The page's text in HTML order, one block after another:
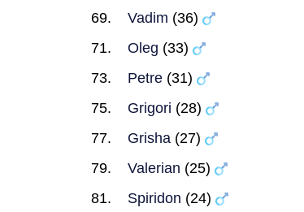
Vadim (36)
Oleg (33)
Petre (31)
Grigori (28)
Grisha (27)
Valerian (25)
Spiridon (24)